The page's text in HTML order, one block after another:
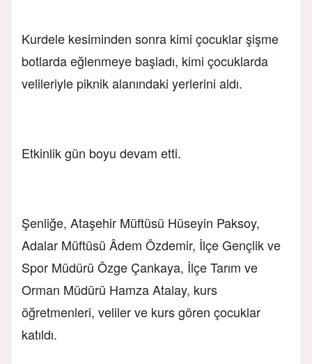
Kurdele kesiminden sonra kimi çocuklar şişme
botlarda eğlenmeye başladı, kimi çocuklarda
velileriyle piknik alanındaki yerlerini aldı.
Etkinlik gün boyu devam etti.
Şenliğe, Ataşehir Müftüsü Hüseyin Paksoy,
Adalar Müftüsü Âdem Özdemir, İlçe Gençlik ve
Spor Müdürü Özge Çankaya, İlçe Tarım ve
Orman Müdürü Hamza Atalay, kurs
öğretmenleri, veliler ve kurs gören çocuklar
katıldı.